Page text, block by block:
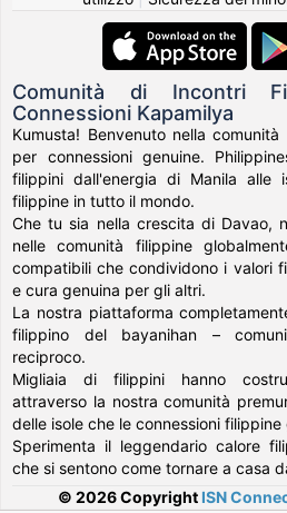
Comunità di Incontri
Connessioni Kapamilya
Kumusta! Benvenuto nella
per connessioni genuine.
filippini dall'energia di Manila alle
filippine in tutto il mondo.
Che tu sia nella crescita di Davao,
nelle comunità filippine
compatibili che condividono i valori
e cura genuina per gli altri.
La nostra piattaforma
filippino del bayanihan –
reciproco.
Migliaia di filippini hanno
attraverso la nostra comunità
delle isole che le connessioni filippine
Sperimenta il leggendario calore
che si sentono come tornare a casa
© 2026 Copyright ISN